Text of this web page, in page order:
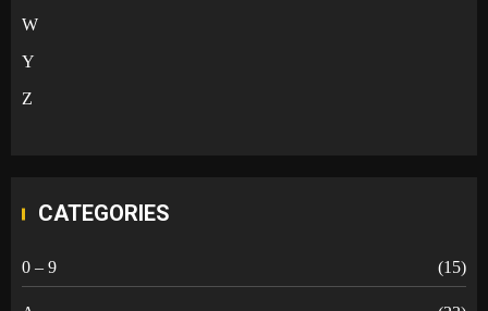
W
Y
Z
CATEGORIES
0 – 9 (15)